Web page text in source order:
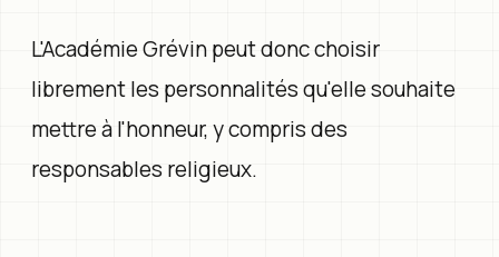
L'Académie Grévin peut donc choisir
librement les personnalités qu'elle souhaite
mettre à l'honneur, y compris des
responsables religieux.